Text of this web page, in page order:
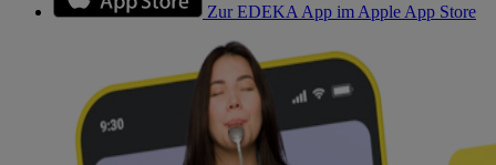
Zur EDEKA App im Apple App Store